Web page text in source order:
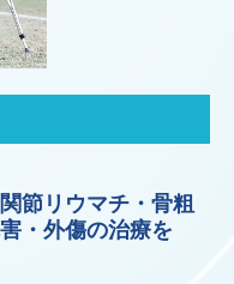
節リウマチ・骨粗
・外傷の治療を